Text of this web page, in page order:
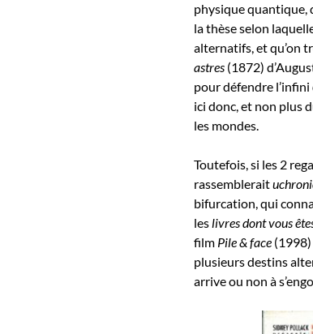
physique quantique,
la thèse selon
alternatifs, et qu’on
astres (1872)
pour défendre
ici donc, et non plus
les mondes.
Toutefois, si les 2
rassemblerait
bifurcation, qui
leslivres dont vous
film Pile & face
plusieurs destins
arrive ou non à